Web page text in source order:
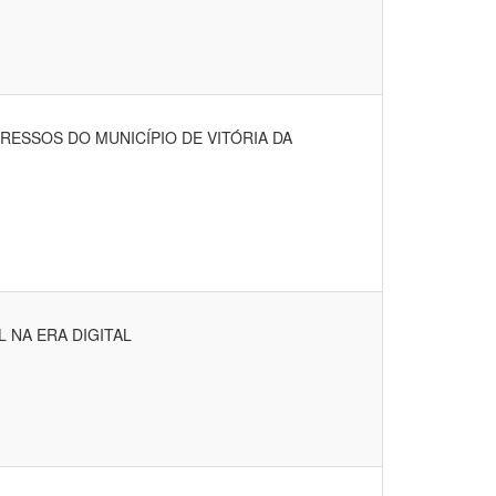
DO MUNICÍPIO DE VITÓRIA DA
NA ERA DIGITAL